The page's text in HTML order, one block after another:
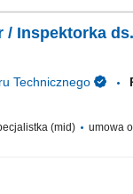
/ Inspektorka
Technicznego
(mid) umowa